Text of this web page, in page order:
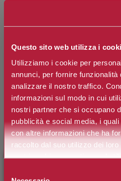
Questo sito web utilizza i
Utilizziamo i cookie per
annunci, per fornire
analizzare il nostro traffico.
informazioni sul modo in cui
nostri partner che si occupano
pubblicità e social media, i
con altre informazioni che ha
raccolto dal suo utilizzo dei
nostri cookie se continua ad
Contenuto
Prezzo